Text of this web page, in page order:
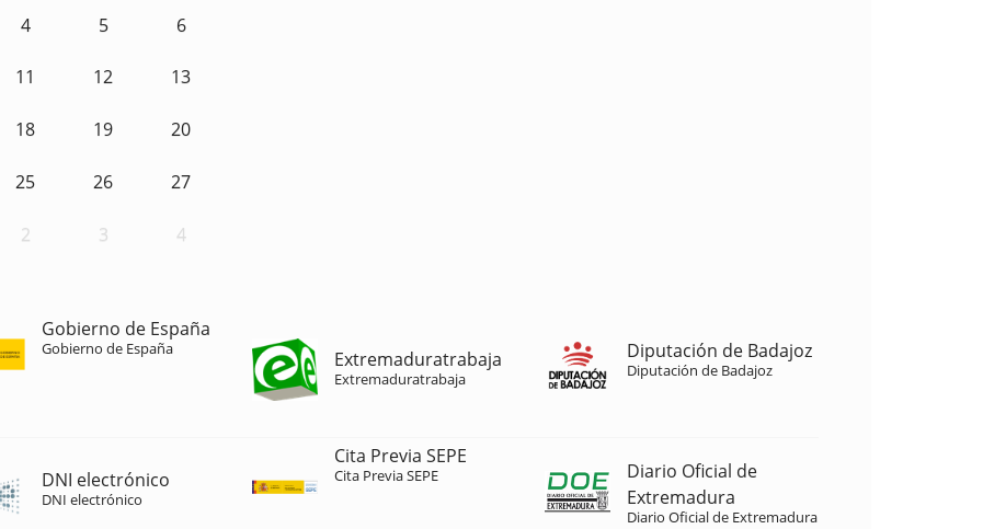
4 5 6
11 12 13
18 19 20
25 26 27
2 3 4
Gobierno de España
Gobierno de España Extremaduratrabaja
Extremaduratrabaja
Diputación de Badajoz
Diputación de Badajoz
DNI electrónico
DNI electrónico
Cita Previa SEPE
Cita Previa SEPE
Diario Oficial de
Extremadura
Diario Oficial de Extremadura